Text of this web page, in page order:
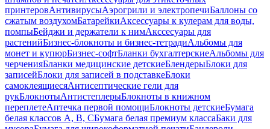
принтеровАнтивирусыАэрогрили и электропечиБаллоны со
сжатым воздухомБатарейкиАксессуары к кулерам для воды,
помпыБейджи и держатели к нимАкссесуары для
растенийБизнес-блокноты и бизнес-тетрадиАльбомы для
монет и купюрБизнес-софтБланки бухгалтерскиеАльбомы для
черченияБланки медицинские детскиеБлендерыБлоки для
записейБлоки для записей в подставкеБлоки
самоклеящиесяАнтисептические гели для
рукБлокнотыАнтистеплерыБлокноты в книжном
переплетеАптечка первой помощиБлокноты детскиеБумага
белая классов А, В, СБумага белая премиум классаБаки для